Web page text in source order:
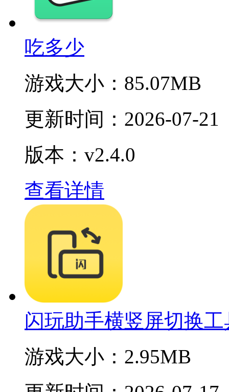
吃多少
游戏大小： 85.07MB
更新时间： 2026-07-21
版本：v2.4.0
查看详情
闪玩助手横竖屏切换工
游戏大小： 2.95MB